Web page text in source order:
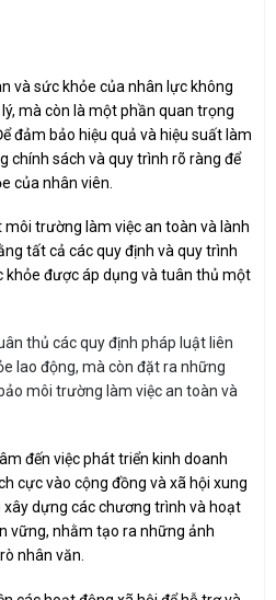
và sức khỏe của nhân lực không
mà còn là một phần quan trọng
đảm bảo hiệu quả và hiệu suất làm
chính sách và quy trình rõ ràng để
của nhân viên.
trường làm việc an toàn và lành
tất cả các quy định và quy trình
khỏe được áp dụng và tuân thủ một
thủ các quy định pháp luật liên
lao động, mà còn đặt ra những
môi trường làm việc an toàn và
đến việc phát triển kinh doanh
cực vào cộng đồng và xã hội xung
dựng các chương trình và hoạt
vững, nhằm tạo ra những ảnh
nhân văn.